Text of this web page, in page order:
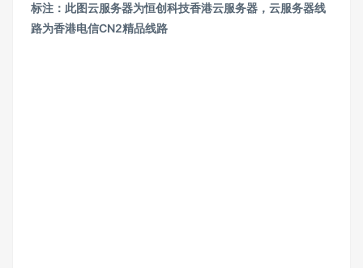
标注：此图云服务器为恒创科技香港云服务器，云服务器线
路为香港电信CN2精品线路